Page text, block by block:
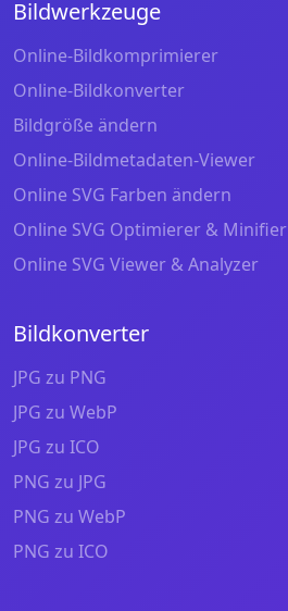
Bildwerkzeuge
Online-Bildkomprimierer
Online-Bildkonverter
Bildgröße ändern
Online-Bildmetadaten-Viewer
Online SVG Farben ändern
Online SVG Optimierer & Minifier
Online SVG Viewer & Analyzer
Bildkonverter
JPG zu PNG
JPG zu WebP
JPG zu ICO
PNG zu JPG
PNG zu WebP
PNG zu ICO